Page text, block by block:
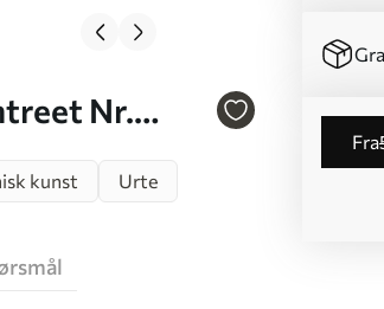
Nr.
fra
kunst Urte